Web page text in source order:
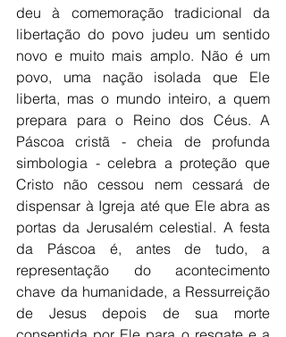
deu à comemoração tradicional da
libertação do povo judeu um sentido
novo e muito mais amplo. Não é um
povo, uma nação isolada que Ele
liberta, mas o mundo inteiro, a quem
prepara para o Reino dos Céus. A
Páscoa cristã - cheia de profunda
simbologia - celebra a proteção que
Cristo não cessou nem cessará de
dispensar à Igreja até que Ele abra as
portas da Jerusalém celestial. A festa
da Páscoa é, antes de tudo, a
representação do acontecimento
chave da humanidade, a Ressurreição
de Jesus depois de sua morte